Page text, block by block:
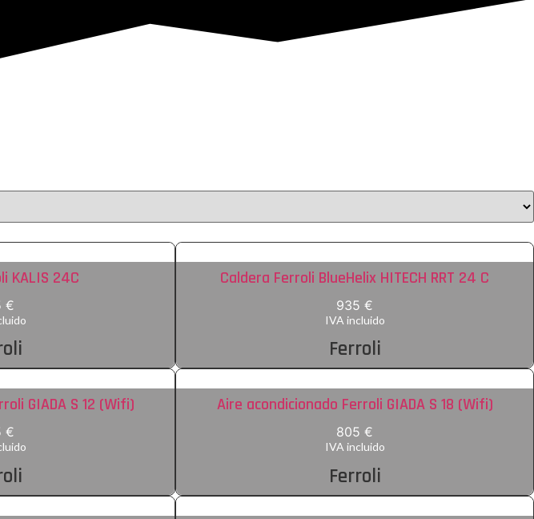
KALIS 24C
€
Caldera Ferroli BlueHelix HITECH RRT 24 C
935 €
IVA incluido
Ferroli
GIADA S 12 (Wifi)
€
Aire acondicionado Ferroli GIADA S 18 (Wifi)
805 €
IVA incluido
Ferroli